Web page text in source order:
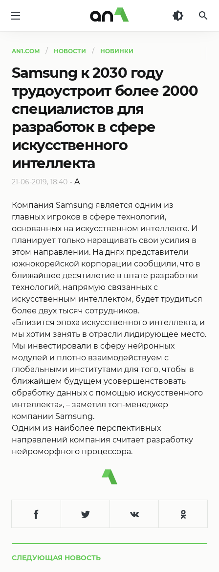
AN1.COM НОВОСТИ НОВИНКИ
Samsung к 2030 году
трудоустроит более 2000
специалистов для
разработок в сфере
искусственного
интеллекта
21-06-2019, 18:40 - A
Компания Samsung является одним из
главных игроков в сфере технологий,
основанных на искусственном интеллекте. И
планирует только наращивать свои усилия в
этом направлении. На днях представители
южнокорейской корпорации сообщили, что в
ближайшее десятилетие в штате разработки
технологий, напрямую связанных с
искусственным интеллектом, будет трудиться
более двух тысяч сотрудников.
«Близится эпоха искусственного интеллекта, и
мы хотим занять в отрасли лидирующее место.
Мы инвестировали в сферу нейронных
модулей и плотно взаимодействуем с
глобальными институтами для того, чтобы в
ближайшем будущем усовершенствовать
обработку данных с помощью искусственного
интеллекта», – заметил топ-менеджер
компании Samsung.
Одним из наиболее перспективных
направлений компания считает разработку
нейроморфного процессора.
СЛЕДУЮЩАЯ НОВОСТЬ